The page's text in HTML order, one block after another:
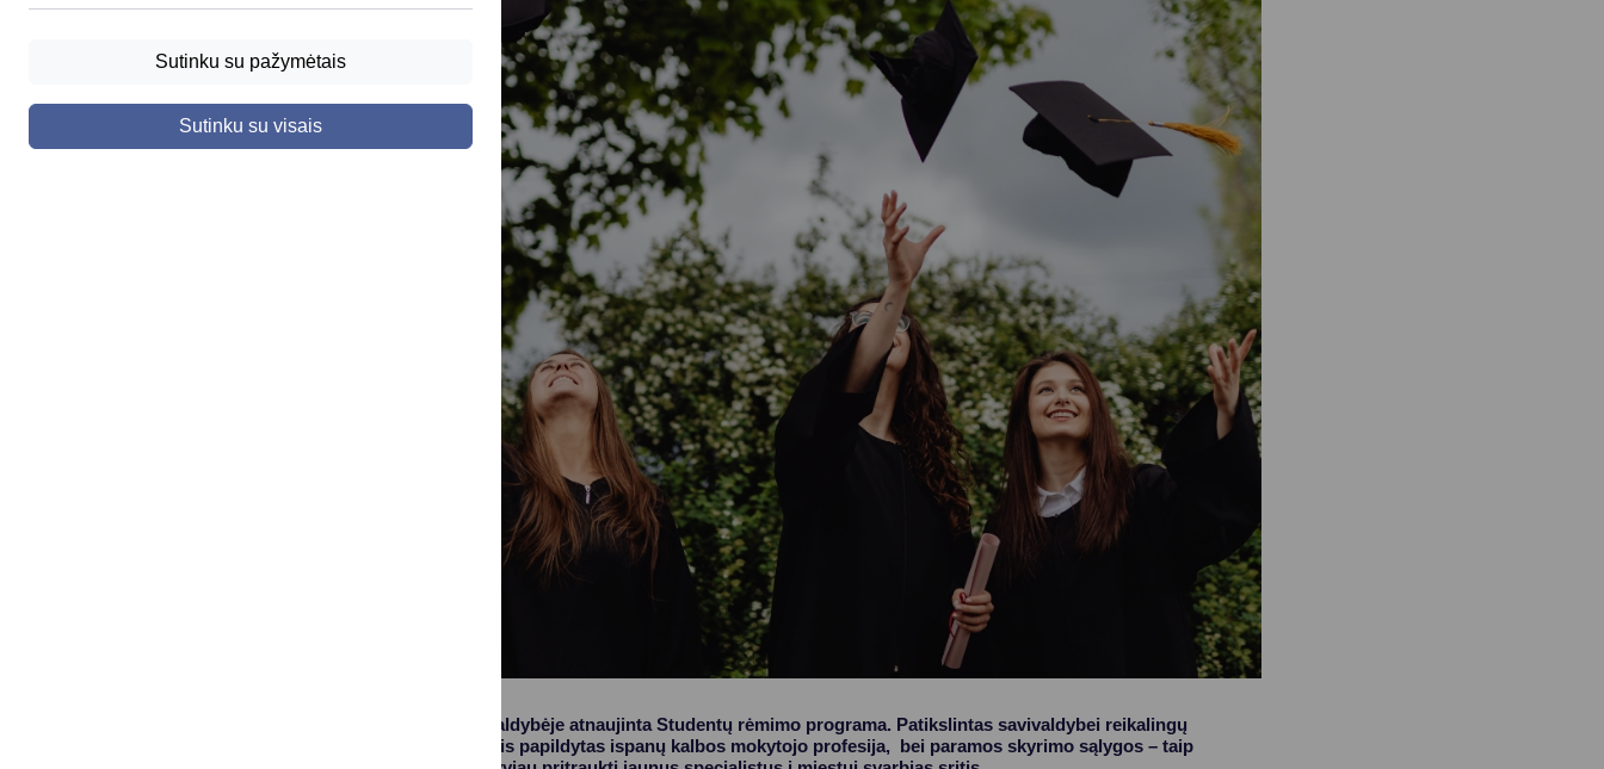
Sutinku su pažymėtais
Sutinku su visais
Pranešėjų apsauga
Asmens duomenų apsauga
Druskininkai savivaldybėje atnaujinta Studentų rėmimo programa. Patikslintas savivaldybei reikalingų
profesijų sąrašas, jis papildytas ispanų kalbos mokytojo profesija, bei paramos skyrimo sąlygos – taip